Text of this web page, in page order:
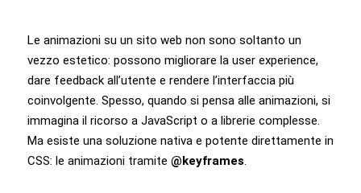
Le animazioni su un sito web non sono soltanto un
vezzo estetico: possono migliorare la user experience,
dare feedback all’utente e rendere l’interfaccia più
coinvolgente. Spesso, quando si pensa alle animazioni, si
immagina il ricorso a JavaScript o a librerie complesse.
Ma esiste una soluzione nativa e potente direttamente in
CSS: le animazioni tramite @keyframes